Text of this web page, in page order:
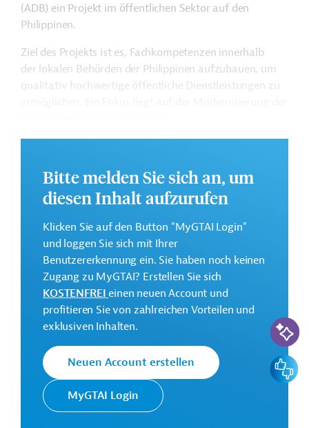
(ADB) ein Projekt im öffentlichen Sektor auf den
Philippinen.
Ziel des Projekts ist es, Fachkompetenzen innerhalb
der lokalen Behörden der Philippinen aufzubauen, um
qualitativ hochwertige öffentliche Dienstleistungen zu
Originaldokument, das zum Download bereitsteht.
Gesamtkosten:
Geberbeitrag:
400 Millionen US-Dollar (Darlehen)
Kontaktadressen
Asiatische
Entwicklungsbank
(ADB)
Die ADB ist die wichtigste
multilaterale
Finanzierungsinstitution für
Projekte in der Region Asien und
Bitte melden Sie sich an, um
diesen Inhalt aufzurufen
Klicken Sie auf den Button "MyGTAI Login"
und loggen Sie sich mit Ihrer
Benutzererkennung ein. Sie haben noch keinen
Zugang zu MyGTAI? Erstellen Sie sich
KOSTENFREIeinen neuen Account und
profitieren Sie von zahlreichen Vorteilen und
exklusiven Inhalten.
Neuen Account erstellen
MyGTAI Login
KI-